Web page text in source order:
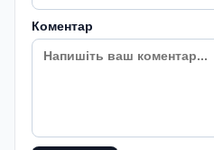
Коментар